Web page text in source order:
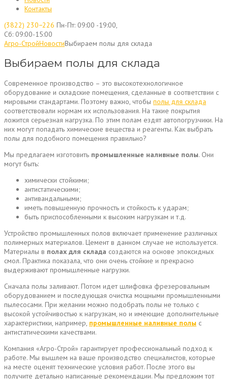
Контакты
(3822) 230−226 Пн-Пт: 09:00 -19:00,
Сб: 09:00-15:00
Агро-СтройНовостиВыбираем полы для склада
Выбираем полы для склада
Современное производство – это высокотехнологичное
оборудование и складские помещения, сделанные в соответствии с
мировыми стандартами. Поэтому важно, чтобы полы для склада
соответствовали нормам их использования. На такие покрытия
ложится серьезная нагрузка. По этим полам ездят автопогрузчики. На
них могут попадать химические вещества и реагенты. Как выбрать
полы для подобного помещения правильно?
Мы предлагаем изготовить промышленные наливные полы. Они
могут быть:
химически стойкими;
антистатическими;
антивандальными;
иметь повышенную прочность и стойкость к ударам;
быть приспособленными к высоким нагрузкам и т.д.
Устройство промышленных полов включает применение различных
полимерных материалов. Цемент в данном случае не используется.
Материалы в полах для склада создаются на основе эпоксидных
смол. Практика показала, что они очень стойкие и прекрасно
выдерживают промышленные нагрузки.
Сначала полы заливают. Потом идет шлифовка фрезеровальным
оборудованием и последующая очистка мощными промышленными
пылесосами. При желании можно подобрать полы не только с
высокой устойчивостью к нагрузкам, но и имеющие дополнительные
характеристики, например, промышленные наливные полы с
антистатическими качествами.
Компания «Агро-Строй» гарантирует профессиональный подход к
работе. Мы вышлем на ваше производство специалистов, которые
на месте оценят технические условия работ. После этого вы
получите детально написанные рекомендации. Мы предложим тот